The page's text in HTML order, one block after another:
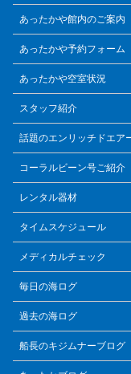
あったかや館内のご案内
あったかや予約フォーム
あったかや空室状況
スタッフ紹介
話題のエンリッチドエア
コーラルビーン号ご紹介
レンタル器材
タイムスケジュール
メディカルチェック
毎日の海ログ
過去の海ログ
船長のキジムナーブログ